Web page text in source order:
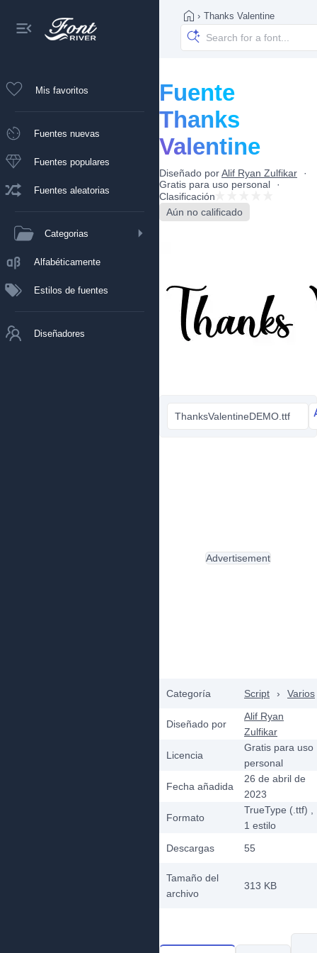
Mis favoritos
Fuentes nuevas
Fuentes populares
Fuentes aleatorias
Categorias
Alfabéticamente
Estilos de fuentes
Diseñadores
› Thanks Valentine
Fuente
Thanks
Valentine
Diseñado porAlif Ryan Zulfikar
Gratis para uso personal
Clasificación
Aún no calificado
ThanksValentineDEMO.ttf
Categoría Script › Varios
Diseñado por
Alif Ryan
Zulfikar
Licencia
Gratis para uso
personal
Fecha añadida
26 de abril de
2023
Formato
TrueType (.ttf)
1 estilo
Descargas
55
Tamaño del
archivo
313 KB
Advertisement